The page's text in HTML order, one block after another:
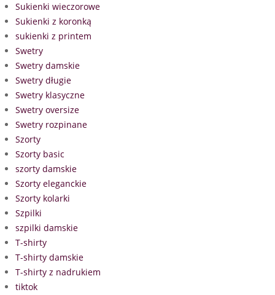
Sukienki wieczorowe
Sukienki z koronką
sukienki z printem
Swetry
Swetry damskie
Swetry długie
Swetry klasyczne
Swetry oversize
Swetry rozpinane
Szorty
Szorty basic
szorty damskie
Szorty eleganckie
Szorty kolarki
Szpilki
szpilki damskie
T-shirty
T-shirty damskie
T-shirty z nadrukiem
tiktok